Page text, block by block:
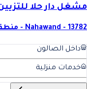
مشغل دار حلا
Nahawand - 13782 - منطقة الرياض - Saudi Arabia
داخل الصالون
خدمات منزلية